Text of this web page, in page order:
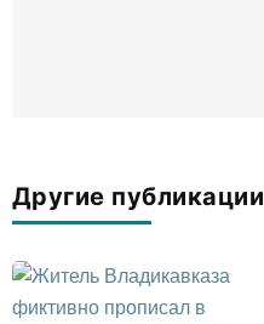
Другие публикации